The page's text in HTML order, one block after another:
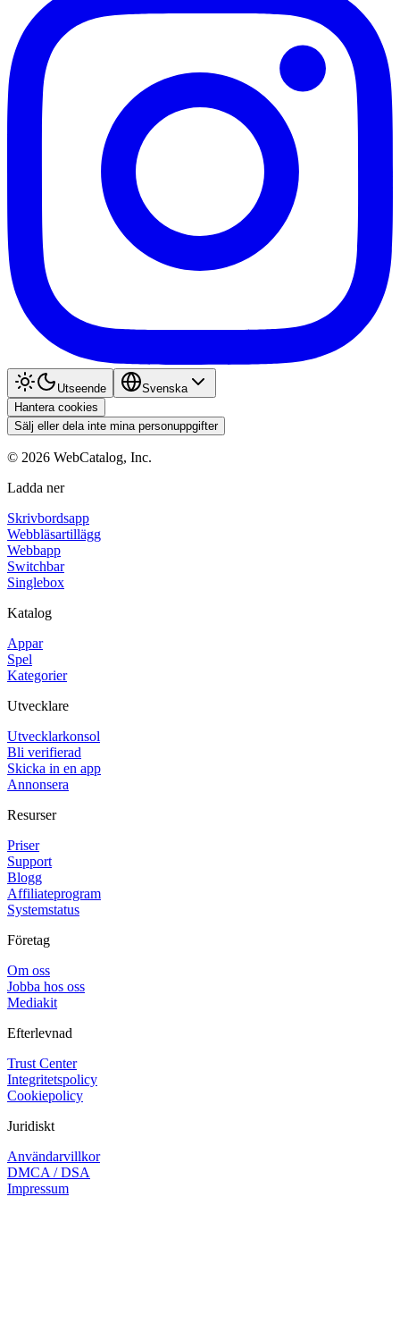
Utseende
Svenska
Hantera cookies
Sälj eller dela inte mina personuppgifter
© 2026 WebCatalog, Inc.
Ladda ner
Skrivbordsapp
Webbläsartillägg
Webbapp
Switchbar
Singlebox
Katalog
Appar
Spel
Kategorier
Utvecklare
Utvecklarkonsol
Bli verifierad
Skicka in en app
Annonsera
Resurser
Priser
Support
Blogg
Affiliateprogram
Systemstatus
Företag
Om oss
Jobba hos oss
Mediakit
Efterlevnad
Trust Center
Integritetspolicy
Cookiepolicy
Juridiskt
Användarvillkor
DMCA / DSA
Impressum